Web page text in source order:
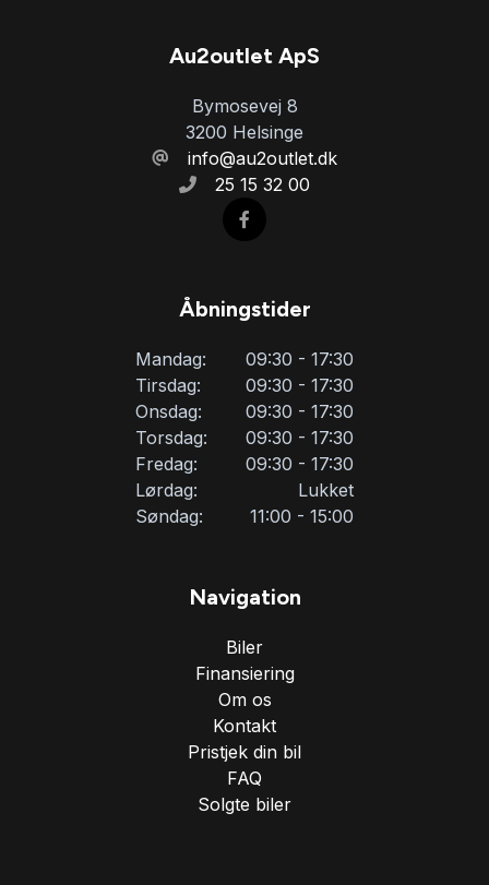
Parkeringssensor foran
Tonede ruder
Tre sæder i bagved
Au2outlet ApS
Bymosevej 8
3200 Helsinge
info@au2outlet.dk
25 15 32 00
Åbningstider
Mandag:
09:30 - 17:30
Tirsdag:
09:30 - 17:30
Onsdag:
09:30 - 17:30
Torsdag:
09:30 - 17:30
Fredag:
09:30 - 17:30
Lørdag:
Lukket
Søndag:
11:00 - 15:00
Navigation
Biler
Finansiering
Om os
Kontakt
Pristjek din bil
FAQ
Solgte biler